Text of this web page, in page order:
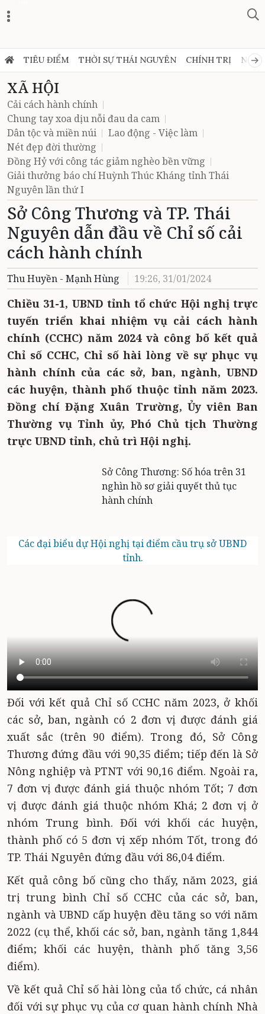
TIÊU ĐIỂM THỜI SỰ THÁI NGUYÊN CHÍNH TRỊ NGHỊ
XÃ HỘI
Cải cách hành chính
Chung tay xoa dịu nỗi đau da cam
Dân tộc và miền núi
Lao động - Việc làm
Nét đẹp đời thường
Đồng Hỷ với công tác giảm nghèo bền vững
Giải thưởng báo chí Huỳnh Thúc Kháng tỉnh Thái
Nguyên lần thứ I
Sở Công Thương và TP. Thái
Nguyên dẫn đầu về Chỉ số cải
cách hành chính
Thu Huyền - Mạnh Hùng 19:26, 31/01/2024
Chiều 31-1, UBND tỉnh tổ chức Hội nghị trực
tuyến triển khai nhiệm vụ cải cách hành
chính (CCHC) năm 2024 và công bố kết quả
Chỉ số CCHC, Chỉ số hài lòng về sự phục vụ
hành chính của các sở, ban, ngành, UBND
các huyện, thành phố thuộc tỉnh năm 2023.
Đồng chí Đặng Xuân Trường, Ủy viên Ban
Thường vụ Tỉnh ủy, Phó Chủ tịch Thường
trực UBND tỉnh, chủ trì Hội nghị.
Sở Công Thương: Số hóa trên 31
nghìn hồ sơ giải quyết thủ tục
hành chính
Các đại biểu dự Hội nghị tại điểm cầu trụ sở UBND
tỉnh.
Đối với kết quả Chỉ số CCHC năm 2023, ở khối
các sở, ban, ngành có 2 đơn vị được đánh giá
xuất sắc (trên 90 điểm). Trong đó, Sở Công
Thương đứng đầu với 90,35 điểm; tiếp đến là Sở
Nông nghiệp và PTNT với 90,16 điểm. Ngoài ra,
7 đơn vị được đánh giá thuộc nhóm Tốt; 7 đơn
vị được đánh giá thuộc nhóm Khá; 2 đơn vị ở
nhóm Trung bình. Đối với khối các huyện,
thành phố có 5 đơn vị xếp nhóm Tốt, trong đó
TP. Thái Nguyên đứng đầu với 86,04 điểm.
Kết quả công bố cũng cho thấy, năm 2023, giá
trị trung bình Chỉ số CCHC của các sở, ban,
ngành và UBND cấp huyện đều tăng so với năm
2022 (cụ thể, khối các sở, ban, ngành tăng 1,844
điểm; khối các huyện, thành phố tăng 3,56
điểm).
Về kết quả Chỉ số hài lòng của tổ chức, cá nhân
đối với sự phục vụ của cơ quan hành chính Nhà